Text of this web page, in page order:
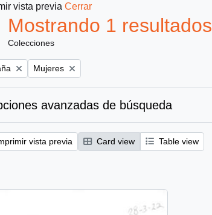
vista previa Cerrar
Mostrando 1 resultados
Colecciones
filter:Remove filter:
Mujeres
avanzadas de búsqueda
vista previa Card view Table view